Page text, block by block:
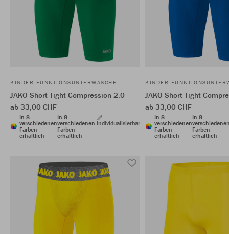
KINDER FUNKTIONSUNTERWÄSCHE
JAKO Short Tight Compression 2.0
ab 33,00 CHF
In 8
verschiedenen
Farben
erhältlich
In 8
verschiedenen
Farben
erhältlich
Individualisierbar
KINDER
JAKO Short Tight
ab 33,00 CHF
In 8
verschiedenen
Farben
erhältlich
In 8
Farben
erhältlich